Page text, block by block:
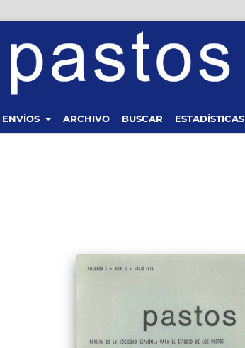
ENVÍOS ARCHIVO BUSCAR ESTADÍSTICAS